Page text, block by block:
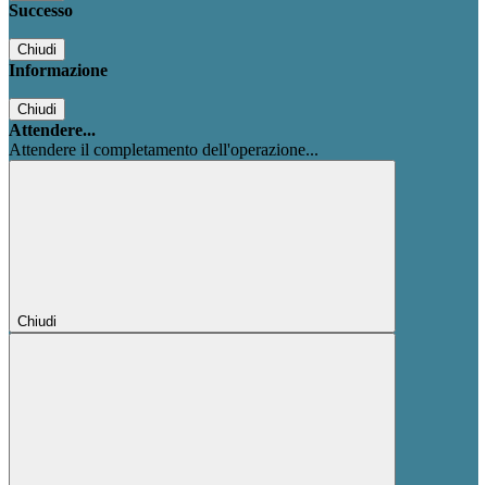
Successo
Chiudi
Informazione
Chiudi
Attendere...
Attendere il completamento dell'operazione...
Chiudi